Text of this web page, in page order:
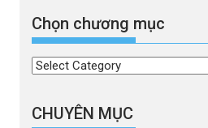
Chọn chương mục
Chọn
mục
CHUYÊN MỤC